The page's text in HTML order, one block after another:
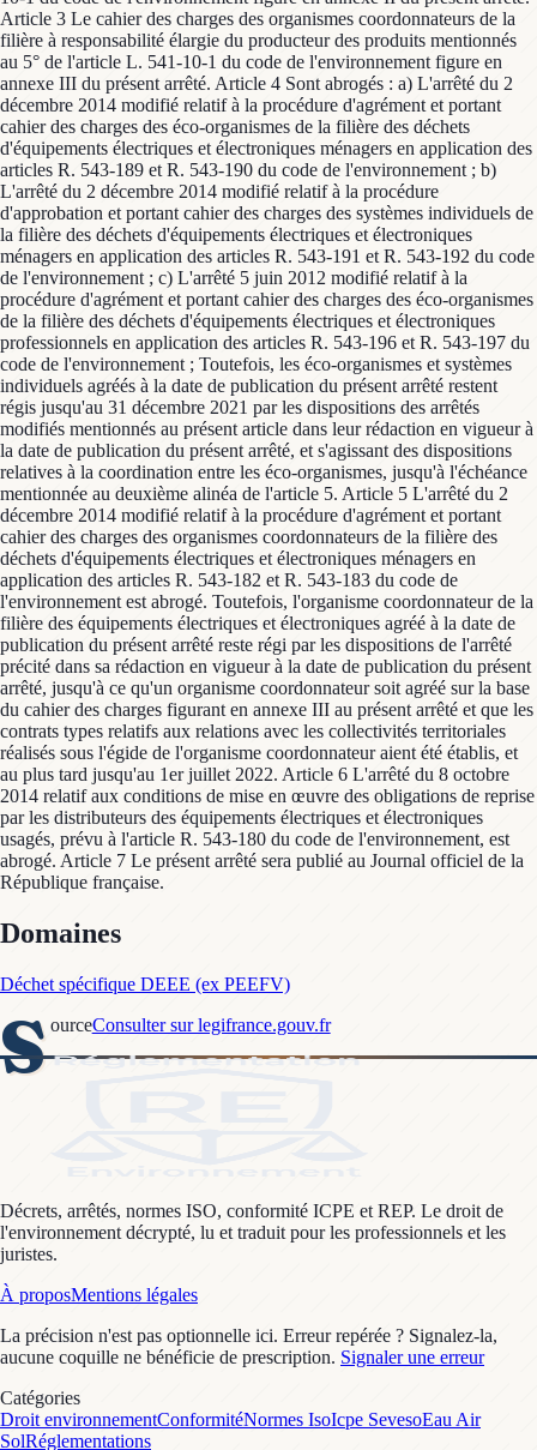
Article 3 Le cahier des charges des organismes coordonnateurs de la
filière à responsabilité élargie du producteur des produits mentionnés
au 5° de l'article L. 541-10-1 du code de l'environnement figure en
annexe III du présent arrêté. Article 4 Sont abrogés : a) L'arrêté du 2
décembre 2014 modifié relatif à la procédure d'agrément et portant
cahier des charges des éco-organismes de la filière des déchets
d'équipements électriques et électroniques ménagers en application des
articles R. 543-189 et R. 543-190 du code de l'environnement ; b)
L'arrêté du 2 décembre 2014 modifié relatif à la procédure
d'approbation et portant cahier des charges des systèmes individuels de
la filière des déchets d'équipements électriques et électroniques
ménagers en application des articles R. 543-191 et R. 543-192 du code
de l'environnement ; c) L'arrêté 5 juin 2012 modifié relatif à la
procédure d'agrément et portant cahier des charges des éco-organismes
de la filière des déchets d'équipements électriques et électroniques
professionnels en application des articles R. 543-196 et R. 543-197 du
code de l'environnement ; Toutefois, les éco-organismes et systèmes
individuels agréés à la date de publication du présent arrêté restent
régis jusqu'au 31 décembre 2021 par les dispositions des arrêtés
modifiés mentionnés au présent article dans leur rédaction en vigueur à
la date de publication du présent arrêté, et s'agissant des dispositions
relatives à la coordination entre les éco-organismes, jusqu'à l'échéance
mentionnée au deuxième alinéa de l'article 5. Article 5 L'arrêté du 2
décembre 2014 modifié relatif à la procédure d'agrément et portant
cahier des charges des organismes coordonnateurs de la filière des
déchets d'équipements électriques et électroniques ménagers en
application des articles R. 543-182 et R. 543-183 du code de
l'environnement est abrogé. Toutefois, l'organisme coordonnateur de la
filière des équipements électriques et électroniques agréé à la date de
publication du présent arrêté reste régi par les dispositions de l'arrêté
précité dans sa rédaction en vigueur à la date de publication du présent
arrêté, jusqu'à ce qu'un organisme coordonnateur soit agréé sur la base
du cahier des charges figurant en annexe III au présent arrêté et que les
contrats types relatifs aux relations avec les collectivités territoriales
réalisés sous l'égide de l'organisme coordonnateur aient été établis, et
au plus tard jusqu'au 1er juillet 2022. Article 6 L'arrêté du 8 octobre
2014 relatif aux conditions de mise en œuvre des obligations de reprise
par les distributeurs des équipements électriques et électroniques
usagés, prévu à l'article R. 543-180 du code de l'environnement, est
abrogé. Article 7 Le présent arrêté sera publié au Journal officiel de la
République française.
Domaines
Déchet spécifique DEEE (ex PEEFV)
S ourceConsulter sur legifrance.gouv.fr
Décrets, arrêtés, normes ISO, conformité ICPE et REP. Le droit de
l'environnement décrypté, lu et traduit pour les professionnels et les
juristes.
À proposMentions légales
La précision n'est pas optionnelle ici. Erreur repérée ? Signalez-la,
aucune coquille ne bénéficie de prescription. Signaler une erreur
Catégories
Droit environnementConformitéNormes IsoIcpe SevesoEau Air
SolRéglementations